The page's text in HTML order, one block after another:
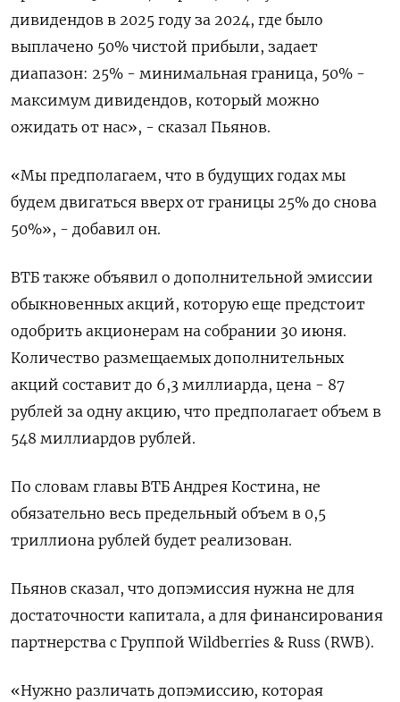
дивидендов в 2025 году за 2024, где было
выплачено 50% чистой прибыли, задает
диапазон: 25% - минимальная граница, 50% -
максимум дивидендов, который можно
ожидать ​от нас», - сказал Пьянов.
«Мы предполагаем, что в будущих годах мы
будем двигаться вверх от границы 25% до снова
50%», - добавил он.
ВТБ также объявил о ‌дополнительной эмиссии
обыкновенных акций, которую еще предстоит
одобрить акционерам на собрании 30 июня.
Количество размещаемых дополнительных
акций составит до 6,3 миллиарда, цена - 87
рублей ​за одну акцию, что предполагает объем в
548 миллиардов рублей.
По словам главы ВТБ Андрея Костина, не
обязательно весь предельный объем в 0,5
триллиона рублей будет ‌реализован.
Пьянов сказал, что допэмиссия нужна не для
достаточности капитала, а для финансирования
партнерства с Группой Wildberries & Russ (RWB).
«Нужно различать допэмиссию, которая